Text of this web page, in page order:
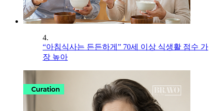
4.
“아침식사는 든든하게” 70세 이상 식생활 점수 가
장 높아